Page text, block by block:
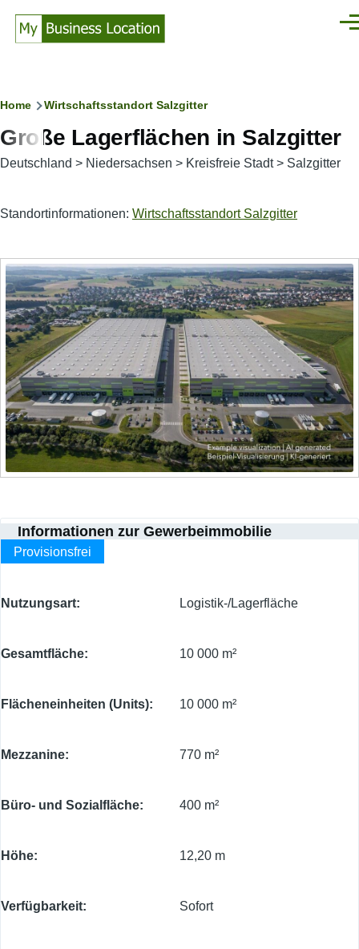
Pfadnavigation
Home Wirtschaftsstandort Salzgitter
Große Lagerflächen in Salzgitter
Deutschland > Niedersachsen > Kreisfreie Stadt> Salzgitter
Standortinformationen: Wirtschaftsstandort Salzgitter
Informationen zur Gewerbeimmobilie
Provisionsfrei
Nutzungsart Logistik-/Lagerfläche
Gesamtfläche 10 000 m²
Flächeneinheiten (Units) 10 000 m²
Mezzanine 770 m²
Büro- und Sozialfläche 400 m²
Höhe 12,20 m
Verfügbarkeit Sofort